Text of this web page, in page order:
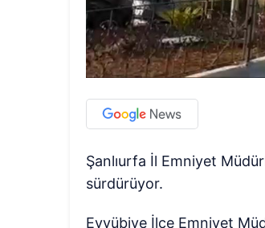
Şanlıurfa İl Emniyet
sürdürüyor.
Eyyübiye İlçe Emniyet